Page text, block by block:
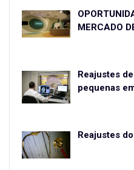
MERCADO
Reajustes
pequenas
Reajustes